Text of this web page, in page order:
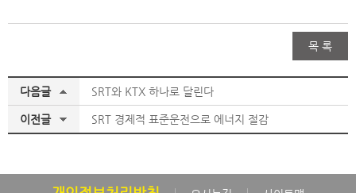
목 록
다음글 SRT와 KTX 하나로 달린다
이전글 SRT 경제적 표준운전으로 에너지 절감